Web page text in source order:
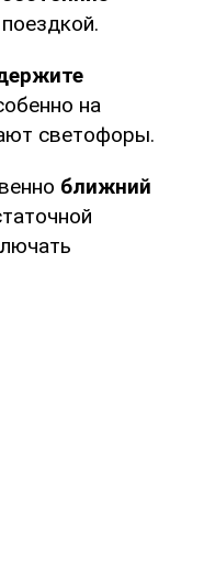
на
светофоры.
ближний